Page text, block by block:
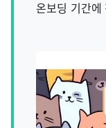
온보딩 기간